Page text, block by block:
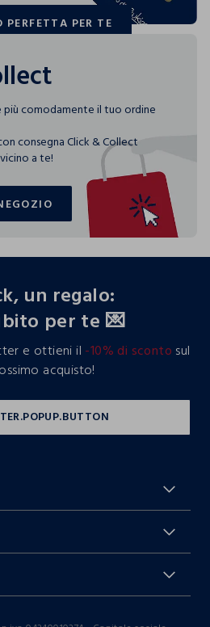
PERFETTA PER TE
PERFETTA PER TE
più comodamente il tuo ordine
consegna Click & Collect
a te!
un regalo:
per te 💌
e ottieni il -10% di sconto sul
acquisto!